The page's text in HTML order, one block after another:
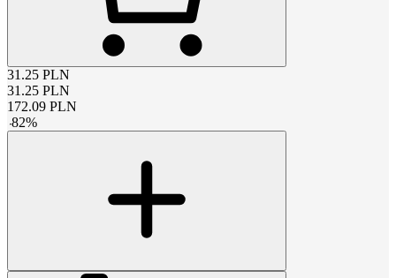
31.25 PLN
31.25 PLN
172.09 PLN
-82%